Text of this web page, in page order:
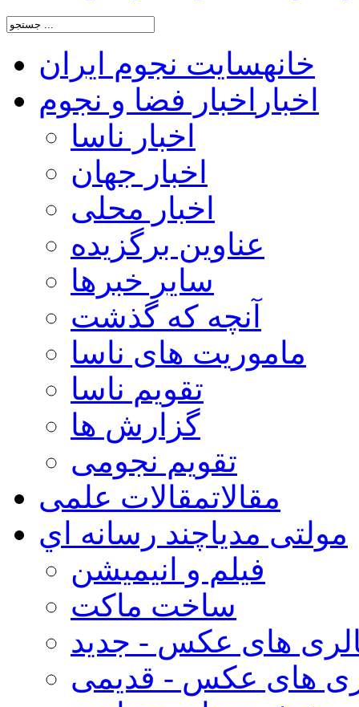
خانهسایت نجوم ایران
اخبار اخبار فضا و نجوم
اخبار ناسا
اخبار جهان
اخبار محلی
عناوین برگزیده
سایر خبرها
آنچه که گذشت
ماموریت های ناسا
تقویم ناسا
گزارش ها
تقویم نجومی
مقالاتمقالات علمی
مولتی مدیاچند رسانه اي
فیلم و انیمیشن
ساخت ماکت
های عکس - جدید
های عکس - قدیمی